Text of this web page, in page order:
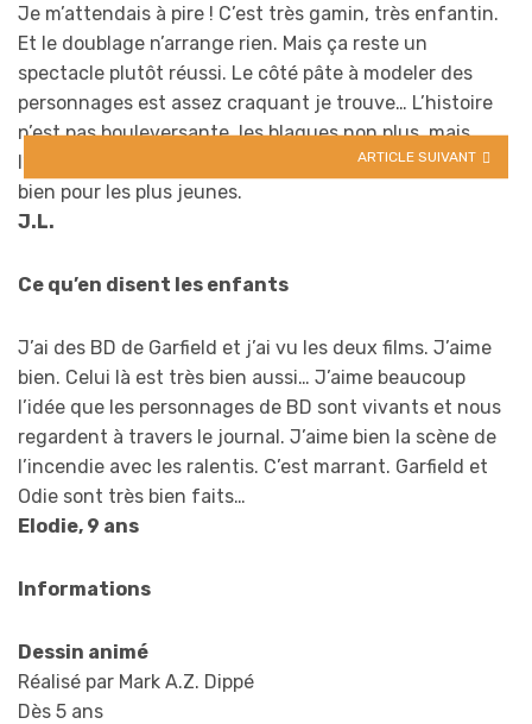
Je m’attendais à pire ! C’est très gamin, très enfantin.
Et le doublage n’arrange rien. Mais ça reste un
spectacle plutôt réussi. Le côté pâte à modeler des
personnages est assez craquant je trouve… L’histoire
n’est pas bouleversante, les blagues non plus, mais
l’idée de départ est plutôt sympa. C’est mignon, très
bien pour les plus jeunes.
J.L.
Ce qu’en disent les enfants
J’ai des BD de Garfield et j’ai vu les deux films. J’aime
bien. Celui là est très bien aussi… J’aime beaucoup
l’idée que les personnages de BD sont vivants et nous
regardent à travers le journal. J’aime bien la scène de
l’incendie avec les ralentis. C’est marrant. Garfield et
Odie sont très bien faits…
Elodie, 9 ans
Informations
Dessin animé
Réalisé par Mark A.Z. Dippé
Dès 5 ans
ARTICLE SUIVANT